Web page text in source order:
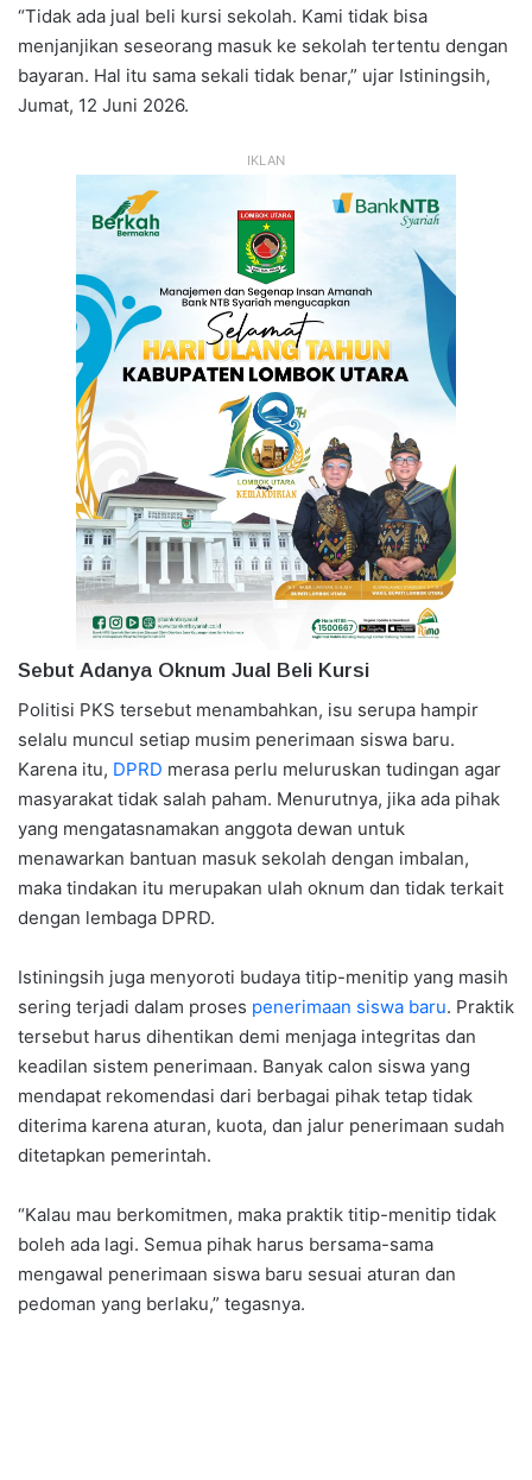
“Tidak ada jual beli kursi sekolah. Kami tidak bisa
menjanjikan seseorang masuk ke sekolah tertentu dengan
bayaran. Hal itu sama sekali tidak benar,” ujar Istiningsih,
Jumat, 12 Juni 2026.
IKLAN
Sebut Adanya Oknum Jual Beli Kursi
Politisi PKS tersebut menambahkan, isu serupa hampir
selalu muncul setiap musim penerimaan siswa baru.
Karena itu, DPRD merasa perlu meluruskan tudingan agar
masyarakat tidak salah paham. Menurutnya, jika ada pihak
yang mengatasnamakan anggota dewan untuk
menawarkan bantuan masuk sekolah dengan imbalan,
maka tindakan itu merupakan ulah oknum dan tidak terkait
dengan lembaga DPRD.
Istiningsih juga menyoroti budaya titip-menitip yang masih
sering terjadi dalam proses penerimaan siswa baru. Praktik
tersebut harus dihentikan demi menjaga integritas dan
keadilan sistem penerimaan. Banyak calon siswa yang
mendapat rekomendasi dari berbagai pihak tetap tidak
diterima karena aturan, kuota, dan jalur penerimaan sudah
ditetapkan pemerintah.
“Kalau mau berkomitmen, maka praktik titip-menitip tidak
boleh ada lagi. Semua pihak harus bersama-sama
mengawal penerimaan siswa baru sesuai aturan dan
pedoman yang berlaku,” tegasnya.